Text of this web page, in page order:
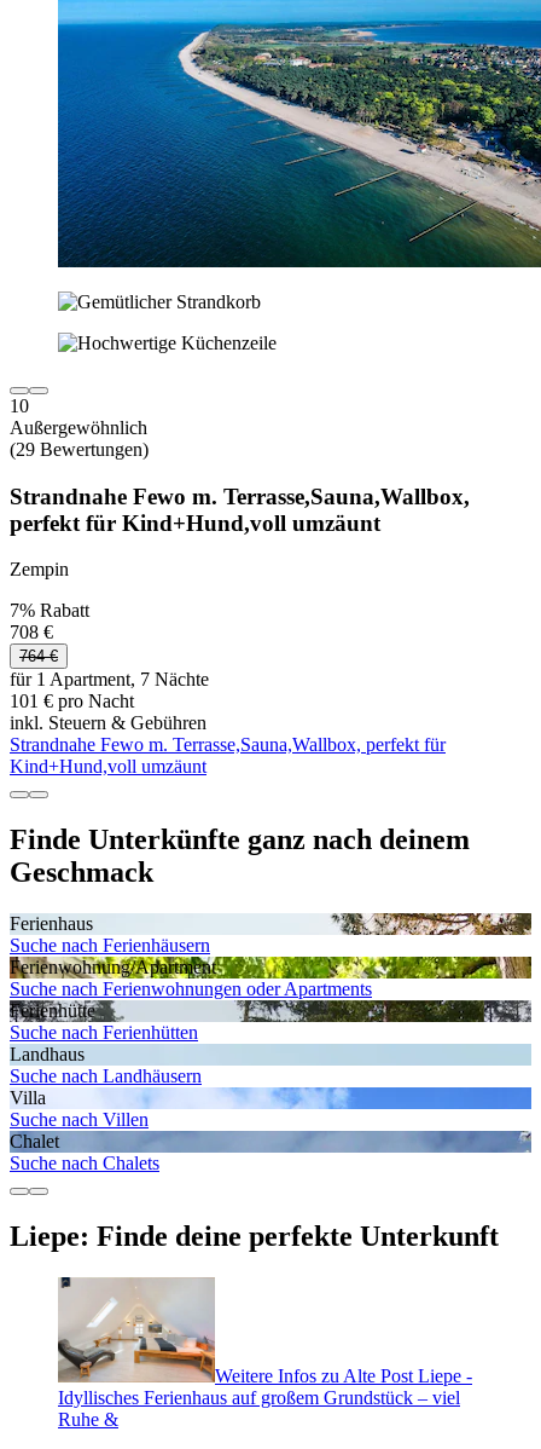
10
Außergewöhnlich
(29 Bewertungen)
Strandnahe Fewo m. Terrasse,Sauna,Wallbox,
perfekt für Kind+Hund,voll umzäunt
Zempin
7% Rabatt
708 €
764 €
für 1 Apartment, 7 Nächte
101 € pro Nacht
inkl. Steuern & Gebühren
Strandnahe Fewo m. Terrasse,Sauna,Wallbox, perfekt für
Kind+Hund,voll umzäunt
Finde Unterkünfte ganz nach deinem
Geschmack
Ferienhaus
Suche nach Ferienhäusern
Ferienwohnung/Apartment
Suche nach Ferienwohnungen oder Apartments
Ferienhütte
Suche nach Ferienhütten
Landhaus
Suche nach Landhäusern
Villa
Suche nach Villen
Chalet
Suche nach Chalets
Liepe: Finde deine perfekte Unterkunft
Weitere Infos zu Alte Post Liepe -
Idyllisches Ferienhaus auf großem Grundstück – viel
Ruhe &